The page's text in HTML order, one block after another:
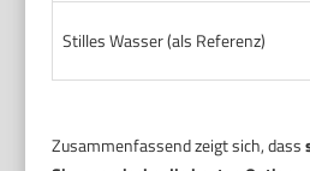
Stilles Wasser (als Referenz)
Zusammenfassend zeigt sich, dass